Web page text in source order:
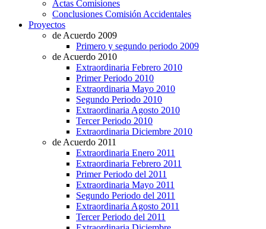
Actas Comisiones
Conclusiones Comisión Accidentales
Proyectos
de Acuerdo 2009
Primero y segundo periodo 2009
de Acuerdo 2010
Extraordinaria Febrero 2010
Primer Periodo 2010
Extraordinaria Mayo 2010
Segundo Periodo 2010
Extraordinaria Agosto 2010
Tercer Periodo 2010
Extraordinaria Diciembre 2010
de Acuerdo 2011
Extraordinaria Enero 2011
Extraordinaria Febrero 2011
Primer Periodo del 2011
Extraordinaria Mayo 2011
Segundo Periodo del 2011
Extraordinaria Agosto 2011
Tercer Periodo del 2011